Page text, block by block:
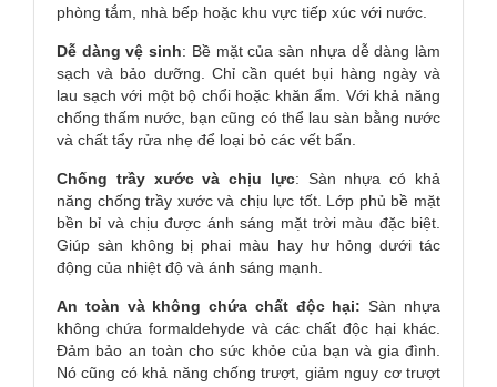
phòng tắm, nhà bếp hoặc khu vực tiếp xúc với nước.
Dễ dàng vệ sinh: Bề mặt của sàn nhựa dễ dàng làm
sạch và bảo dưỡng. Chỉ cần quét bụi hàng ngày và
lau sạch với một bộ chổi hoặc khăn ẩm. Với khả năng
chống thấm nước, bạn cũng có thể lau sàn bằng nước
và chất tẩy rửa nhẹ để loại bỏ các vết bẩn.
Chống trầy xước và chịu lực: Sàn nhựa có khả
năng chống trầy xước và chịu lực tốt. Lớp phủ bề mặt
bền bỉ và chịu được ánh sáng mặt trời màu đặc biệt.
Giúp sàn không bị phai màu hay hư hỏng dưới tác
động của nhiệt độ và ánh sáng mạnh.
An toàn và không chứa chất độc hại: Sàn nhựa
không chứa formaldehyde và các chất độc hại khác.
Đảm bảo an toàn cho sức khỏe của bạn và gia đình.
Nó cũng có khả năng chống trượt, giảm nguy cơ trượt